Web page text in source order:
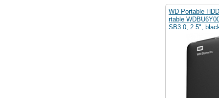
WD Portable
rtable
SB3.0, 2.5",